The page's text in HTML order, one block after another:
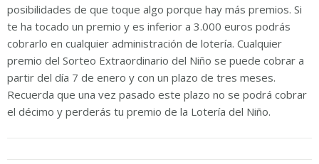
posibilidades de que toque algo porque hay más premios. Si
te ha tocado un premio y es inferior a 3.000 euros podrás
cobrarlo en cualquier administración de lotería. Cualquier
premio del Sorteo Extraordinario del Niño se puede cobrar a
partir del día 7 de enero y con un plazo de tres meses.
Recuerda que una vez pasado este plazo no se podrá cobrar
el décimo y perderás tu premio de la Lotería del Niño.